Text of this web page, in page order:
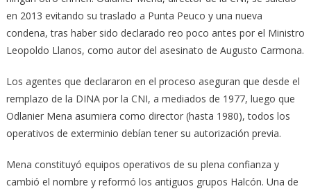
en 2013 evitando su traslado a Punta Peuco y una nueva
condena, tras haber sido declarado reo poco antes por el Ministro
Leopoldo Llanos, como autor del asesinato de Augusto Carmona.
Los agentes que declararon en el proceso aseguran que desde el
remplazo de la DINA por la CNI, a mediados de 1977, luego que
Odlanier Mena asumiera como director (hasta 1980), todos los
operativos de exterminio debían tener su autorización previa.
Mena constituyó equipos operativos de su plena confianza y
cambió el nombre y reformó los antiguos grupos Halcón. Una de